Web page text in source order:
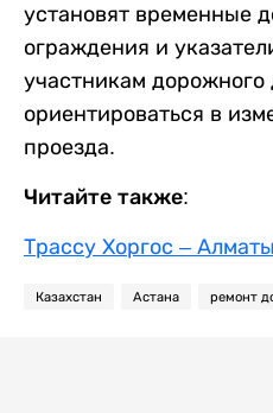
установят временные
ограждения и
участникам
ориентироваться в
проезда.
Читайте также:
Трассу Хоргос –
Казахстан Астана ремонт